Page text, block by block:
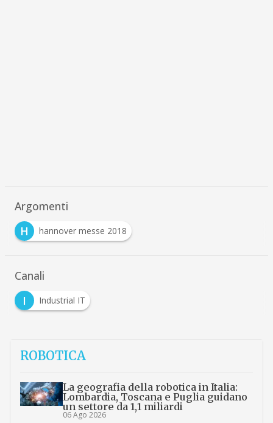
Argomenti
H
hannover messe 2018
Canali
I
Industrial IT
ROBOTICA
La geografia della robotica in Italia:
Lombardia, Toscana e Puglia guidano
un settore da 1,1 miliardi
06 Ago 2026